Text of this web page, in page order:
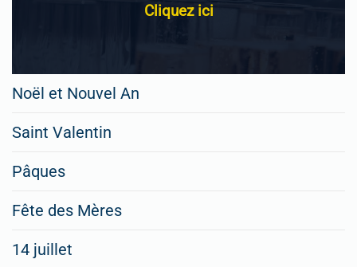
Cliquez ici
Noël et Nouvel An
Saint Valentin
Pâques
Fête des Mères
14 juillet